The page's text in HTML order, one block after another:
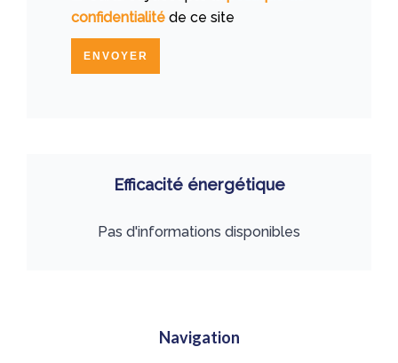
confidentialité de ce site
ENVOYER
Efficacité énergétique
Pas d'informations disponibles
Navigation